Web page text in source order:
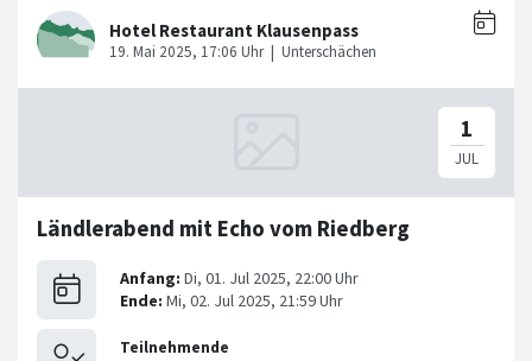
Ländlerabend mit Echo vom Riedberg